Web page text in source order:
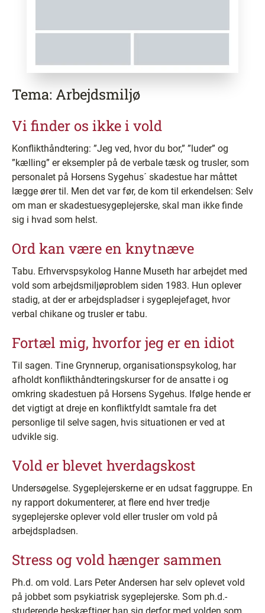
Tema: Arbejdsmiljø
Vi finder os ikke i vold
Konflikthåndtering: ”Jeg ved, hvor du bor,” ”luder” og
”kælling” er eksempler på de verbale tæsk og trusler, som
personalet på Horsens Sygehus´ skadestue har måttet
lægge ører til. Men det var før, de kom til erkendelsen: Selv
om man er skadestuesygeplejerske, skal man ikke finde
sig i hvad som helst.
Ord kan være en knytnæve
Tabu. Erhvervspsykolog Hanne Museth har arbejdet med
vold som arbejdsmiljøproblem siden 1983. Hun oplever
stadig, at der er arbejdspladser i sygeplejefaget, hvor
verbal chikane og trusler er tabu.
Fortæl mig, hvorfor jeg er en idiot
Til sagen. Tine Grynnerup, organisationspsykolog, har
afholdt konflikthåndteringskurser for de ansatte i og
omkring skadestuen på Horsens Sygehus. Ifølge hende er
det vigtigt at dreje en konfliktfyldt samtale fra det
personlige til selve sagen, hvis situationen er ved at
udvikle sig.
Vold er blevet hverdagskost
Undersøgelse. Sygeplejerskerne er en udsat faggruppe. En
ny rapport dokumenterer, at flere end hver tredje
sygeplejerske oplever vold eller trusler om vold på
arbejdspladsen.
Stress og vold hænger sammen
Ph.d. om vold. Lars Peter Andersen har selv oplevet vold
på jobbet som psykiatrisk sygeplejerske. Som ph.d.-